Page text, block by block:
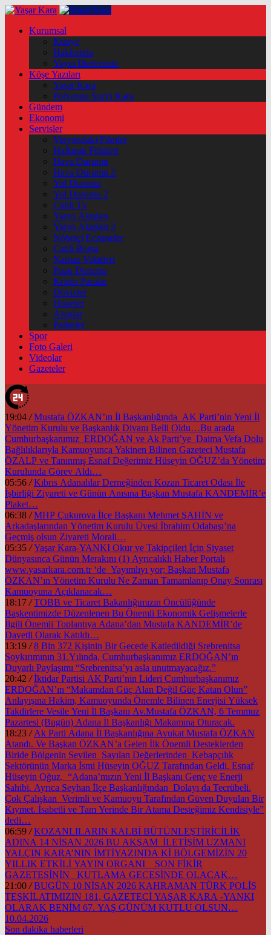
Kurumsal
Künye
Hakkımda
Yayın İlkelerimiz
Köşe Yazıları
Yaşar Kara
Polyanna Succi Kara
Gündem
Ekonomi
Servisler
Vizyondaki Filmler
Haftanin Filmleri
Hava Durumu
Hava Durumu 2
Yol Durumu
Yol Durumu 2
Canlı Tv
Yayın Akışları
Yayın Akışları 2
Nöbetçi Eczaneler
Canlı Borsa
Namaz Vakitleri
Puan Durumu
Kripto Paralar
Dövizler
Hisseler
Altınlar
Pariteler
Spor
Foto Galeri
Videolar
Gazeteler
19:04 / Mustafa ÖZKAN’ın İl Başkanlığında AK Parti’nin Yeni İl
Yönetim Kurulu ve Başkanlık Divanı Belli Oldu…Bu arada
Cumhurbaşkanımız ERDOĞAN ve Ak Parti’ye Daima Vefa Dolu
Bağlılıklarıyla Kamuoyunca Yakinen Bilinen Gazeteci Mustafa
ÖZALP ve Tanınmış Esnaf Değerimiz Hüseyin OĞUZ’da Yönetim
Kurulunda Görev Aldı…
05:56 / Kıbrıs Adanalılar Derneğinden Kozan Ticaret Odası İle
İşbirliği Ziyareti ve Günün Anısına Başkan Mustafa KANDEMİR’e
Plaket…
06:38 / MHP Çukurova İlçe Başkanı Mehmet ŞAHİN ve
Arkadaşlarından Yönetim Kurulu Üyesi İbrahim Odabaşı’na
Geçmiş olsun Ziyareti Morali…
05:35 / Yaşar Kara-YANKI Okur ve Takipçileri İçin Siyaset
Dünyasınca Günün Merakını (1) Ayrıcalıklı Haber Portalı
www.yasarkara.com.tr ‘de Yayımlıyı yor; Başkan Mustafa
ÖZKAN’ın Yönetim Kurulu Ne Zaman Tamamlanıp Onay Sonrası
Kamuoyuna Açıklanacak…
18:17 / TOBB ve Ticaret Bakanlığımızın Öncülüğünde
Başkentimizde Düzenlenen Bu Önemli Ekonomik Gelişmelerle
İlgili Önemli Toplantıya Adana’dan Mustafa KANDEMİR’de
Davetli Olarak Katıldı…
13:19 / 8 Bin 372 Kişinin Bir Gecede Katledildiği Srebrenitsa
Soykırımının 31.Yılında, Cumhurbaşkanımız ERDOĞAN’ın
Duyarlı Paylaşımı “Srebrenitsa’yı asla unutmayacağız.”
20:42 / İktidar Partisi AK Parti’nin Lideri Cumhurbaşkanımız
ERDOĞAN’ın “Makamdan Güç Alan Değil Güç Katan Olun”
Anlayışına Hakim, Kamuoyunda Önemle Bilinen Enerjisi Yüksek
Takdirlere Vesile Yeni İl Başkanı Av.Mustafa ÖZKAN, 6 Temmuz
Pazartesi (Bugün) Adana İl Başkanlığı Makamına Oturacak.
18:23 / Ak Parti Adana İl Başkanlığına Avukat Mustafa ÖZKAN
Atandı. Ve Başkan ÖZKAN’a Gelen İlk Önemli Desteklerden
Biride Bölgenin Sevilen Sayılan Değerlerinden Kebapçılık
Sektörünün Marka İsmi Hüseyin OĞUZ Tarafından Geldi. Esnaf
Hüseyin Oğuz, “Adana’mızın Yeni İl Başkanı Genç ve Enerji
Sahibi. Ayrıca Seyhan İlçe Başkanlığından Dolayı da Tecrübeli.
Çok Çalışkan Verimli ve Kamuoyu Tarafından Güven Duyulan Bir
Kıymet. İsabetli ve Tam Yerinde Bir Atama Desteğimiz Kendisiyle”
dedi…
06:59 / KOZANLILARIN KALBİ BÜTÜNLEŞTİRİCİLİK
ADINA 14 NİSAN 2026 BU AKŞAM İLETİŞİM UZMANI
YALÇIN KARA’NIN İMTİYAZINDA Kİ BÖLGEMİZİN 20
YILLIK ETKİLİ YAYIN ORGANI SON FİKİR
GAZETESİNİN KUTLAMA GECESİNDE OLACAK…
21:00 / BUGÜN 10 NİSAN 2026 KAHRAMAN TÜRK POLİS
TEŞKİLATIMIZIN 181, GAZETECİ YAŞAR KARA -YANKI
OLARAK BENİM 67. YAŞ GÜNÜM KUTLU OLSUN…
10.04.2026
Son dakika haberleri